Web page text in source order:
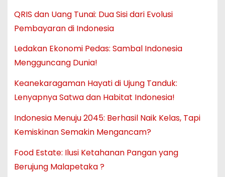
QRIS dan Uang Tunai: Dua Sisi dari Evolusi
Pembayaran di Indonesia
Ledakan Ekonomi Pedas: Sambal Indonesia
Mengguncang Dunia!
Keanekaragaman Hayati di Ujung Tanduk:
Lenyapnya Satwa dan Habitat Indonesia!
Indonesia Menuju 2045: Berhasil Naik Kelas, Tapi
Kemiskinan Semakin Mengancam?
Food Estate: Ilusi Ketahanan Pangan yang
Berujung Malapetaka ?